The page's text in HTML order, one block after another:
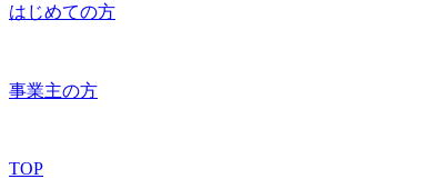
はじめての方
事業主の方
TOP